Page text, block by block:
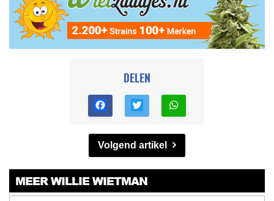
DELEN
Volgend artikel
MEER WILLIE WIETMAN